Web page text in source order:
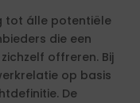
tot álle potentiële
die een
offreren. Bij
op basis
De